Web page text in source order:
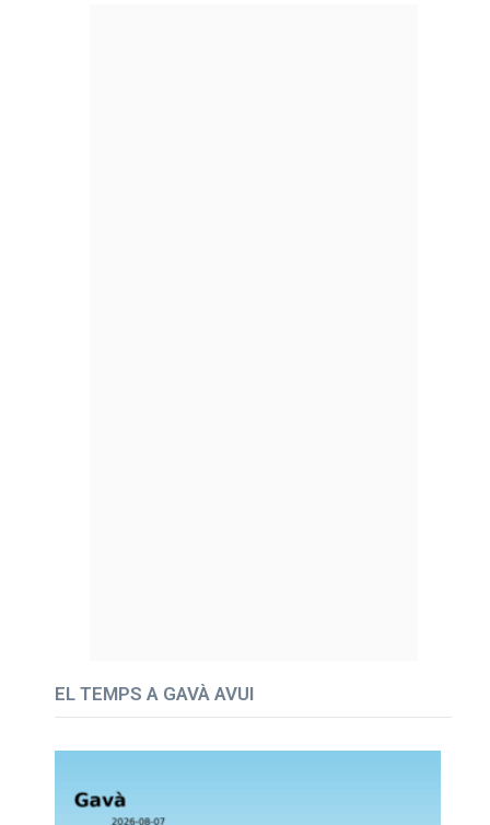
EL TEMPS A GAVÀ AVUI